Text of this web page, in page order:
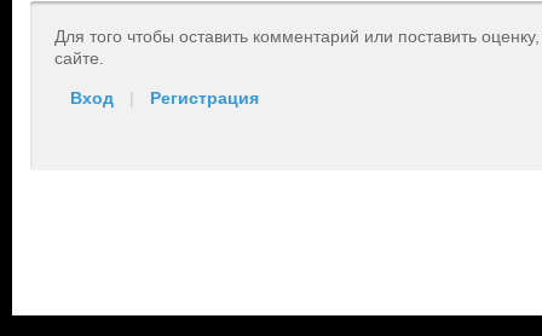
Для того чтобы оставить комментарий или поставить
сайте.
Вход | Регистрация